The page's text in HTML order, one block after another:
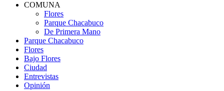
COMUNA
Flores
Parque Chacabuco
De Primera Mano
Parque Chacabuco
Flores
Bajo Flores
Ciudad
Entrevistas
Opinión